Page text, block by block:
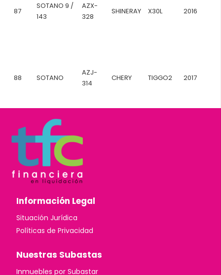
87
SOTANO 9 /
143
AZX-
328
SHINERAY X30L 2016
88 SOTANO
AZJ-
314
CHERY TIGGO2 2017
Información Legal
Situación Jurídica
Políticas de Privacidad
Nuestras Subastas
Inmuebles por Subastar